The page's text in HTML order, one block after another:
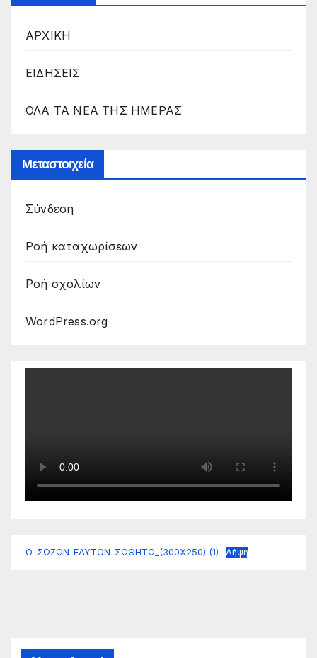
ΑΡΧΙΚΗ
ΕΙΔΗΣΕΙΣ
ΟΛΑ ΤΑ ΝΕΑ ΤΗΣ ΗΜΕΡΑΣ
Μεταστοιχεία
Σύνδεση
Ροή καταχωρίσεων
Ροή σχολίων
WordPress.org
Ο-ΣΩΖΩΝ-ΕΑΥΤΟΝ-ΣΩΘΗΤΩ_(300Χ250) (1) Λήψη